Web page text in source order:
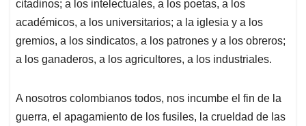
citadinos; a los intelectuales, a los poetas, a los
académicos, a los universitarios; a la iglesia y a los
gremios, a los sindicatos, a los patrones y a los obreros;
a los ganaderos, a los agricultores, a los industriales.
A nosotros colombianos todos, nos incumbe el fin de la
guerra, el apagamiento de los fusiles, la crueldad de las